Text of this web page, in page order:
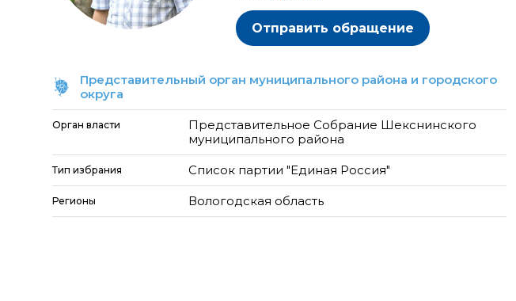
Отправить обращение
Представительный орган муниципального района и городского
округа
Орган власти
Представительное Собрание Шекснинского
муниципального района
Тип избрания Список партии "Единая Россия"
Регионы Вологодская область